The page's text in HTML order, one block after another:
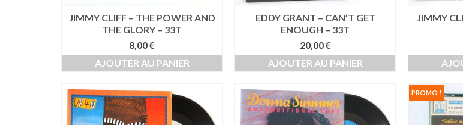
JIMMY CLIFF – THE POWER AND
THE GLORY – 33T
8,00€
AJOUTER AU PANIER
EDDY GRANT – CAN’T GET
ENOUGH – 33T
20,00€
AJOUTER AU PANIER
JIMMY
PROMO !